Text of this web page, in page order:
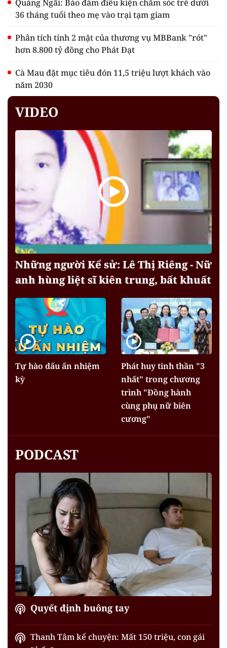
Quảng Ngãi: Bảo đảm điều kiện chăm sóc trẻ dưới
36 tháng tuổi theo mẹ vào trại tạm giam
Phân tích tính 2 mặt của thương vụ MBBank "rót"
hơn 8.800 tỷ đồng cho Phát Đạt
Cà Mau đặt mục tiêu đón 11,5 triệu lượt khách vào
năm 2030
VIDEO
Những người Kể sử: Lê Thị Riêng - Nữ
anh hùng liệt sĩ kiên trung, bất khuất
Tự hào dấu ấn nhiệm
kỳ
Phát huy tinh thần "3
nhất" trong chương
trình "Đồng hành
cùng phụ nữ biên
cương"
PODCAST
Quyết định buông tay
Thanh Tâm kể chuyện: Mất 150 triệu, con gái